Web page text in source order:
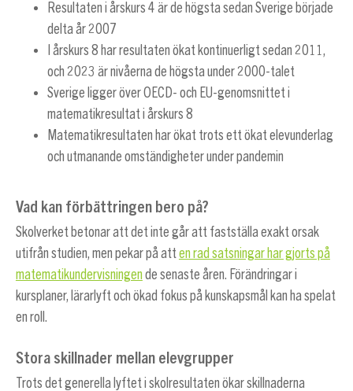
Resultaten i årskurs 4 är de högsta sedan Sverige började
delta år 2007
I årskurs 8 har resultaten ökat kontinuerligt sedan 2011,
och 2023 är nivåerna de högsta under 2000-talet
Sverige ligger över OECD- och EU-genomsnittet i
matematikresultat i årskurs 8
Matematikresultaten har ökat trots ett ökat elevunderlag
och utmanande omständigheter under pandemin
Vad kan förbättringen bero på?
Skolverket betonar att det inte går att fastställa exakt orsak
utifrån studien, men pekar på att en rad satsningar har gjorts på
matematikundervisningen de senaste åren. Förändringar i
kursplaner, lärarlyft och ökad fokus på kunskapsmål kan ha spelat
en roll.
Stora skillnader mellan elevgrupper
Trots det generella lyftet i skolresultaten ökar skillnaderna